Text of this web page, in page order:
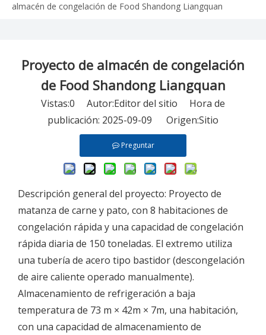
almacén de congelación de Food Shandong Liangquan
Proyecto de almacén de congelación
de Food Shandong Liangquan
Vistas:0 Autor:Editor del sitio Hora de
publicación: 2025-09-09 Origen:Sitio
Preguntar
Descripción general del proyecto: Proyecto de
matanza de carne y pato, con 8 habitaciones de
congelación rápida y una capacidad de congelación
rápida diaria de 150 toneladas. El extremo utiliza
una tubería de acero tipo bastidor (descongelación
de aire caliente operado manualmente).
Almacenamiento de refrigeración a baja
temperatura de 73 m × 42m × 7m, una habitación,
con una capacidad de almacenamiento de